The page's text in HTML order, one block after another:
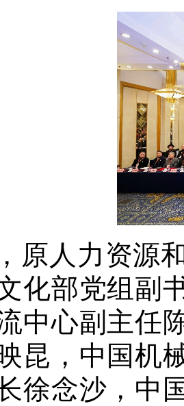
原人力资源
化部党组副
中心副主任
昆，中国机
徐念沙，中